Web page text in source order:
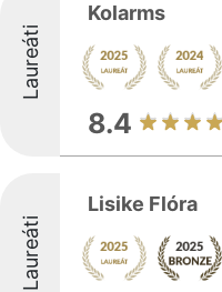
Laureáti
Kolarms
8.4
Laureáti
Lisike Flóra